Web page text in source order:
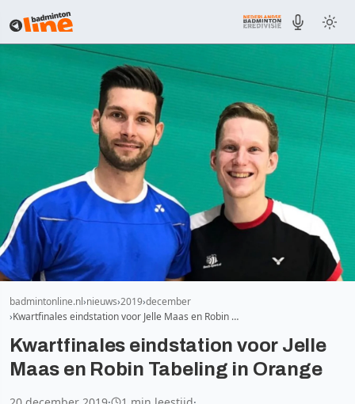
badmintonline.nl nieuws 2019 december
Kwartfinales eindstation voor Jelle Maas en Robin …
Kwartfinales eindstation voor Jelle
Maas en Robin Tabeling in Orange